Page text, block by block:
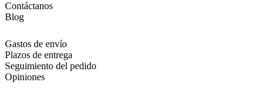
Contáctanos
Blog
Gastos de envío
Plazos de entrega
Seguimiento del pedido
Opiniones